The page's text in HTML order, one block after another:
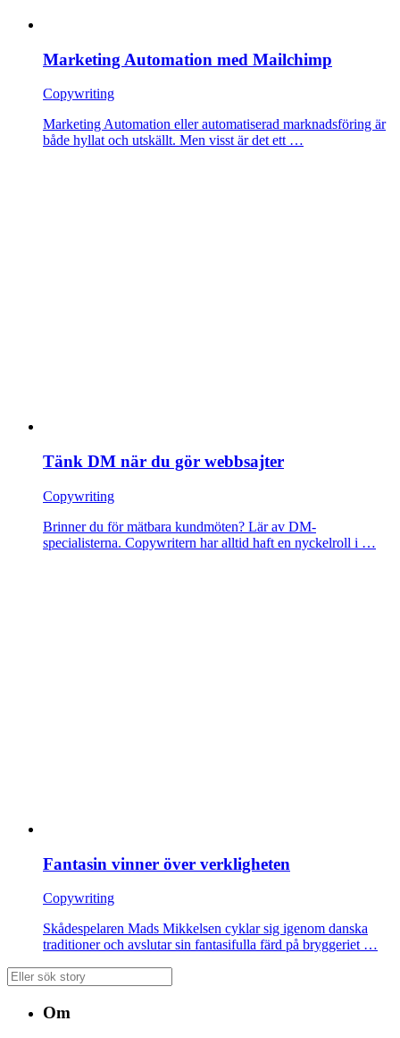
Marketing Automation med Mailchimp
Copywriting
Marketing Automation eller automatiserad marknadsföring är
både hyllat och utskällt. Men visst är det ett …
Tänk DM när du gör webbsajter
Copywriting
Brinner du för mätbara kundmöten? Lär av DM-
specialisterna. Copywritern har alltid haft en nyckelroll i …
Fantasin vinner över verkligheten
Copywriting
Skådespelaren Mads Mikkelsen cyklar sig igenom danska
traditioner och avslutar sin fantasifulla färd på bryggeriet …
Om